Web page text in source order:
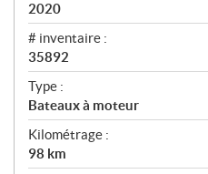
2020
# inventaire :
35892
Type :
Bateaux à moteur
Kilométrage :
98 km